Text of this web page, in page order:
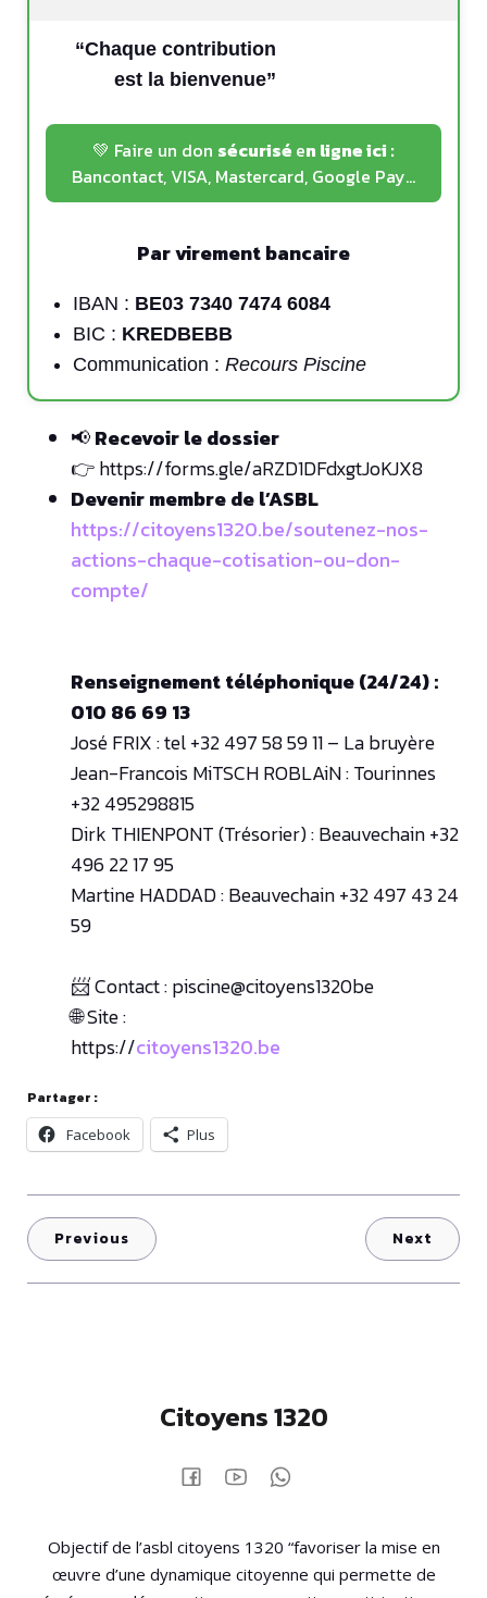
“Chaque contribution
est la bienvenue”
💚 Faire un don sécurisé en ligne ici :
Bancontact, VISA, Mastercard, Google Pay…
Par virement bancaire
IBAN : BE03 7340 7474 6084
BIC : KREDBEBB
Communication : Recours Piscine
📢Recevoir le dossier
👉 https://forms.gle/aRZD1DFdxgtJoKJX8
Devenir membre de l’ASBL
https://citoyens1320.be/soutenez-nos-
actions-chaque-cotisation-ou-don-
compte/
Renseignement téléphonique (24/24) :
010 86 69 13
José FRIX : tel +32 497 58 59 11 – La bruyère
Jean-Francois MiTSCH ROBLAiN : Tourinnes
+32 495298815
Dirk THIENPONT (Trésorier) : Beauvechain +32
496 22 17 95
Martine HADDAD : Beauvechain +32 497 43 24
59
📨 Contact : piscine@citoyens1320be
🌐 Site :
https://citoyens1320.be
Partager :
Facebook
Plus
Previous Next
Citoyens 1320
Objectif de l’asbl citoyens 1320 “favoriser la mise en
œuvre d’une dynamique citoyenne qui permette de